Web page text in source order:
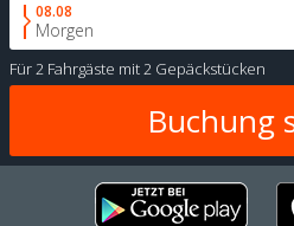
08.08
Morgen
Für2 Fahrgäste mit2 Gepäckstücken